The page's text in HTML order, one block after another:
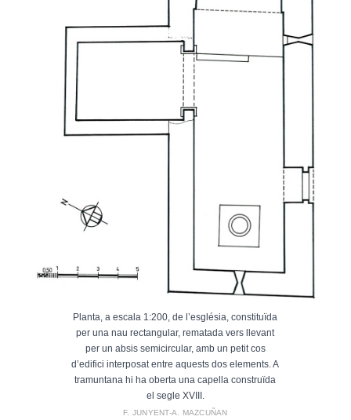
Planta, a escala 1:200, de l’església, constituïda
per una nau rectangular, rematada vers llevant
per un absis semicircular, amb un petit cos
d’edifici interposat entre aquests dos elements. A
tramuntana hi ha oberta una capella construïda
el segle XVIII.
F. JUNYENT-A. MAZCUÑAN